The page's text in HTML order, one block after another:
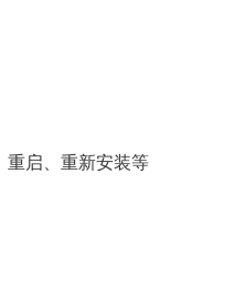
重启、重新安装等